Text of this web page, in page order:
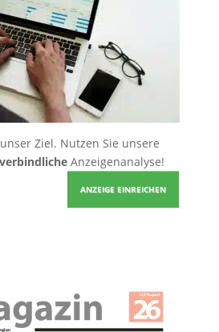
Ziel. Nutzen Sie unsere
Anzeigenanalyse!
ANZEIGE EINREICHEN